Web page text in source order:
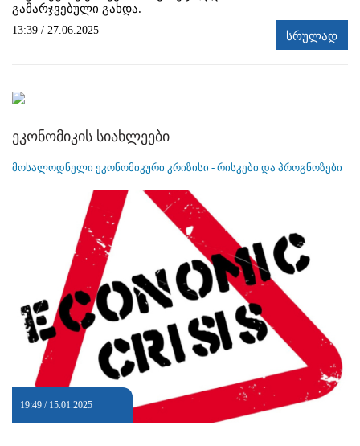
გამარჯვებული გახდა.
13:39 / 27.06.2025 სრულად
ეკონომიკის სიახლეები
მოსალოდნელი ეკონომიკური კრიზისი - რისკები და პროგნოზები
19:49 / 15.01.2025